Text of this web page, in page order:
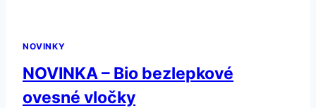
NOVINKY
NOVINKA – Bio bezlepkové
ovesné vločky